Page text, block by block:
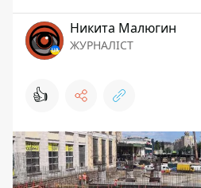
Никита Малюгин
ЖУРНАЛІСТ
👍